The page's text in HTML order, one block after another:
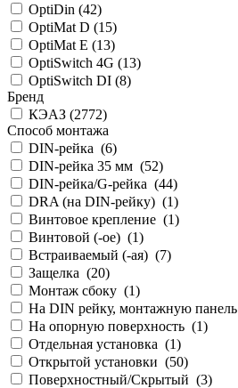
OptiDin (42)
OptiMat D (15)
OptiMat E (13)
OptiSwitch 4G (13)
OptiSwitch DI (8)
Бренд
КЭАЗ (2772)
Способ монтажа
DIN-рейка (6)
DIN-рейка 35 мм (52)
DIN-рейка/G-рейка (44)
DRA (на DIN-рейку) (1)
Винтовое крепление (1)
Винтовой (-ое) (1)
Встраиваемый (-ая) (7)
Защелка (20)
Монтаж сбоку (1)
На DIN рейку, монтажную
На опорную поверхность (1)
Отдельная установка (1)
Открытой установки (50)
Поверхностный/Скрытый (3)